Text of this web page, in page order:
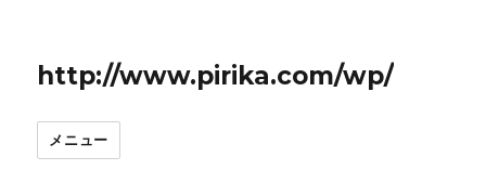
http://www.pirika.com/wp/
メニュー